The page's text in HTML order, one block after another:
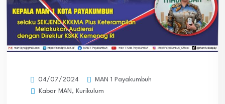
04/07/2024
MAN 1 Payakumbuh
Kabar MAN , Kurikulum